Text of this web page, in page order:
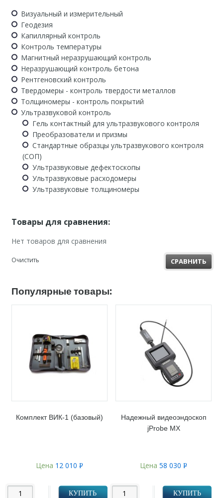
Визуальный и измерительный
Геодезия
Капиллярный контроль
Контроль температуры
Магнитный неразрушающий контроль
Неразрушающий контроль бетона
Рентгеновский контроль
Твердомеры - контроль твердости металлов
Толщиномеры - контроль покрытий
Ультразвуковой контроль
Гель контактный для ультразвукового контроля
Преобразователи и призмы
Стандартные образцы ультразвукового контроля
(СОП)
Ультразвуковые дефектоскопы
Ультразвуковые расходомеры
Ультразвуковые толщиномеры
Товары для сравнения:
Нет товаров для сравнения
Очистить СРАВНИТЬ
Популярные товары:
Комплект ВИК-1 (базовый)
Цена 12 010 Р
КУПИТЬ
Надежный видеоэндоскоп
jProbe MX
Цена58 030Р
КУПИТЬ